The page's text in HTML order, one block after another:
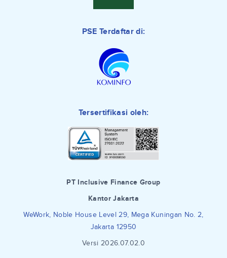
PSE Terdaftar di:
Tersertifikasi oleh:
PT Inclusive Finance Group
Kantor Jakarta
WeWork, Noble House Level 29, Mega Kuningan No. 2,
Jakarta 12950
Versi 2026.07.02.0